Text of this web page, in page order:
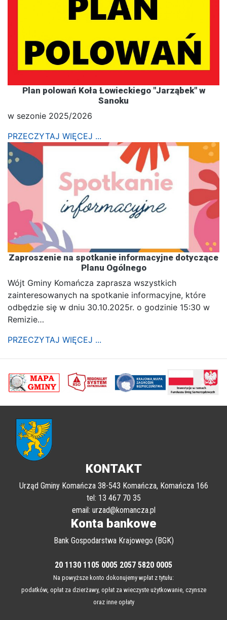
Plan polowań Koła Łowieckiego "Jarząbek" w
Sanoku
w sezonie 2025/2026
PRZECZYTAJ WIĘCEJ ...
Zaproszenie na spotkanie informacyjne dotyczące
Planu Ogólnego
Wójt Gminy Komańcza zaprasza wszystkich
zainteresowanych na spotkanie informacyjne, które
odbędzie się w dniu 30.10.2025r. o godzinie 15:30 w
Remizie…
PRZECZYTAJ WIĘCEJ ...
poprzednii
KONTAKT
Urząd Gminy Komańcza 38-543 Komańcza, Komańcza 166
tel: 13 467 70 35
email: urzad@komancza.pl
Konta bankowe
Bank Gospodarstwa Krajowego (BGK)
20 1130 1105 0005 2057 5820 0005
Na powyższe konto dokonujemy wpłat z tytułu:
podatków, opłat za dzierżawy, opłat za wieczyste użytkowanie, czynsze
oraz inne opłaty